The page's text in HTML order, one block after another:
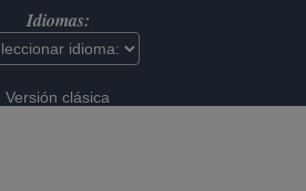
Idiomas:
Versión clásica